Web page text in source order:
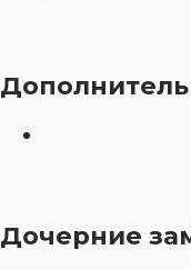
Дочерние